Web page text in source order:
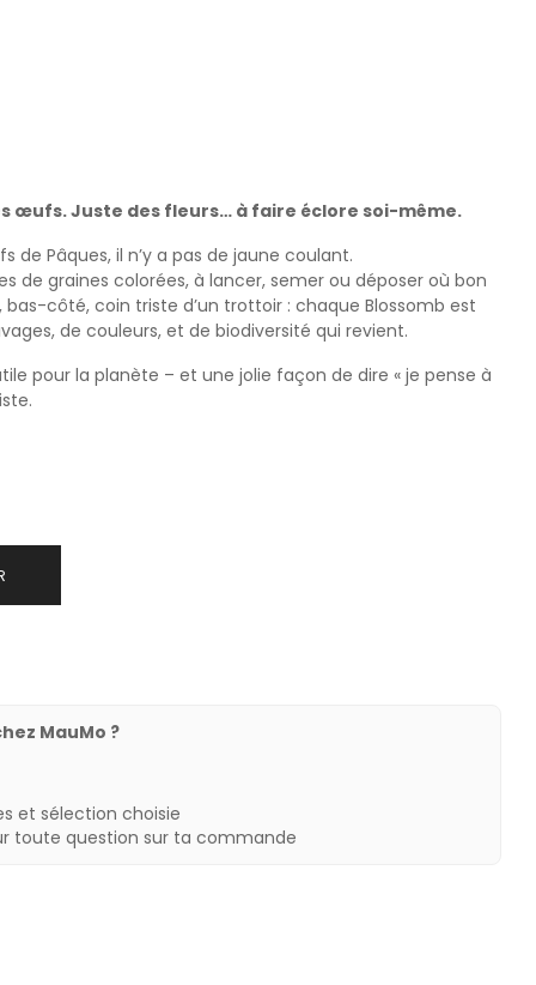
œufs. Juste des fleurs… à faire éclore soi-même.
Pâques, il n’y a pas de jaune coulant.
de graines colorées, à lancer, semer ou déposer où bon
bas-côté, coin triste d’un trottoir : chaque Blossomb est
de couleurs, et de biodiversité qui revient.
pour la planète – et une jolie façon de dire « je pense à
MauMo ?
et sélection choisie
toute question sur ta commande